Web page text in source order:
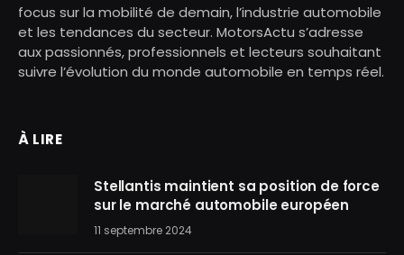
focus sur la mobilité de demain, l’industrie automobile
et les tendances du secteur. MotorsActu s’adresse
aux passionnés, professionnels et lecteurs souhaitant
suivre l’évolution du monde automobile en temps réel.
À LIRE
Stellantis maintient sa position de force
sur le marché automobile européen
11 septembre 2024